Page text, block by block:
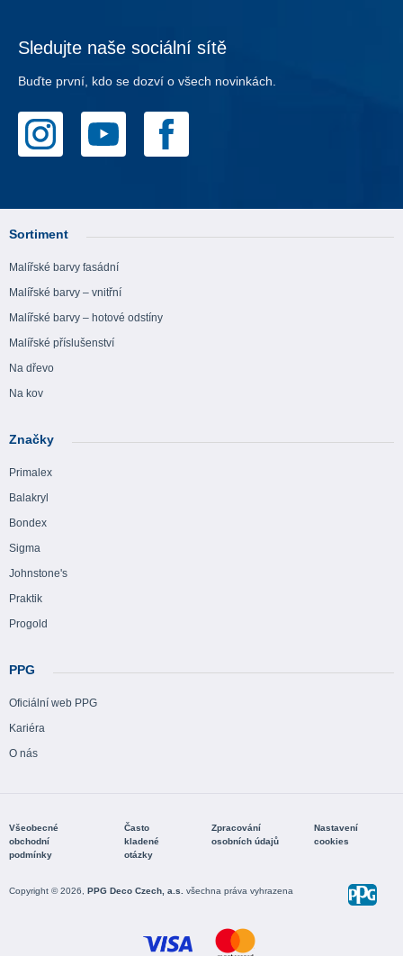
Sledujte naše sociální sítě
Buďte první, kdo se dozví o všech novinkách.
Sortiment
Malířské barvy fasádní
Malířské barvy – vnitřní
Malířské barvy – hotové odstíny
Malířské příslušenství
Na dřevo
Na kov
Značky
Primalex
Balakryl
Bondex
Sigma
Johnstone's
Praktik
Progold
PPG
Oficiální web PPG
Kariéra
O nás
Všeobecné
obchodní
podmínky
Často
kladené
otázky
Zpracování
osobních údajů
Nastavení
cookies
Copyright © 2026, PPG Deco Czech, a.s. všechna práva vyhrazena